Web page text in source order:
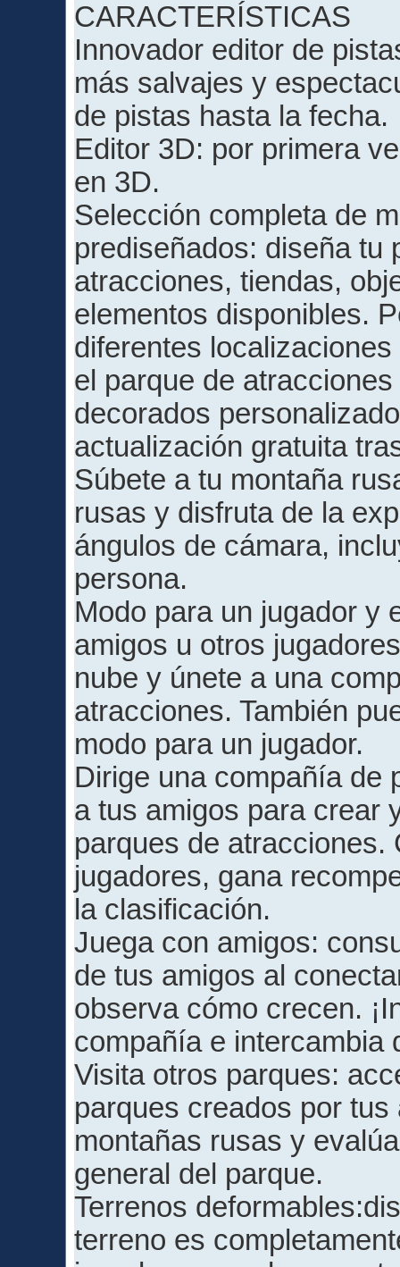
CARACTERÍSTICAS
Innovador editor de
más salvajes y
de pistas hasta la fecha.
Editor 3D: por primera
en 3D.
Selección completa de
prediseñados: diseña tu
atracciones, tiendas,
elementos disponibles.
diferentes
el parque de
decorados
actualización gratuita
Súbete a tu montaña
rusas y disfruta de la
ángulos de cámara,
persona.
Modo para un jugador y
amigos u otros
nube y únete a una
atracciones. También
modo para un jugador.
Dirige una compañía de
a tus amigos para crear
parques de atracciones.
jugadores, gana
la clasificación.
Juega con amigos:
de tus amigos al
observa cómo crecen.
compañía e intercambia
Visita otros parques:
parques creados por
montañas rusas y
general del parque.
Terrenos
terreno es